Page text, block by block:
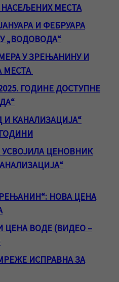
МЕСТА
И ФЕБРУАРА
„ВОДОВОДА“
У ЗРЕЊАНИНУ И
МЕСТА
ГОДИНЕ ДОСТУПНЕ
И КАНАЛИЗАЦИЈА“
ЦЕНОВНИК
НОВА ЦЕНА
ЦЕНА ВОДЕ (ВИДЕО –
ИСПРАВНА ЗА